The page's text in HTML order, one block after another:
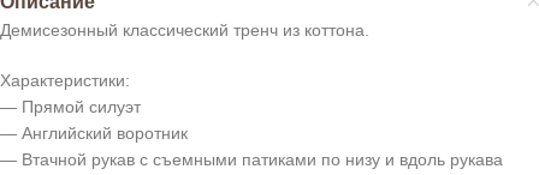
Демисезонный классический тренч из коттона.
Характеристики:
— Прямой силуэт
— Английский воротник
— Втачной рукав с съемными патиками по низу и вдоль рукава